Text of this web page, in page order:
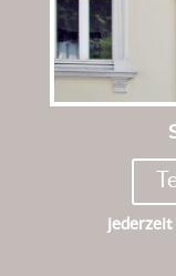
jederzeit